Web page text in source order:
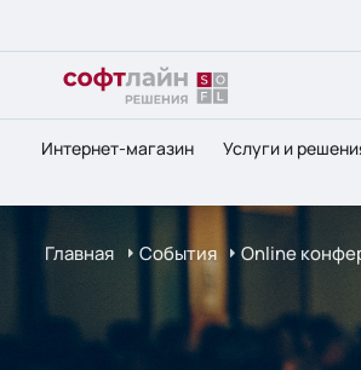
Интернет-магазин Услуги и
Главная События Online